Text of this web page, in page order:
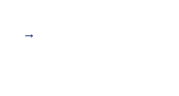
→